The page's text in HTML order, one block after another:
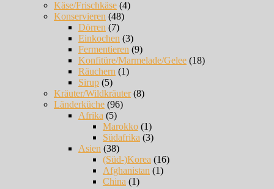
Käse/Frischkäse (4)
Konservieren (48)
Dörren (7)
Einkochen (3)
Fermentieren (9)
Konfitüre/Marmelade/Gelee (18)
Räuchern (1)
Sirup (5)
Kräuter/Wildkräuter(8)
Länderküche (96)
Afrika (5)
Marokko (1)
Südafrika (3)
Asien (38)
(Süd-)Korea (16)
Afghanistan (1)
China (1)